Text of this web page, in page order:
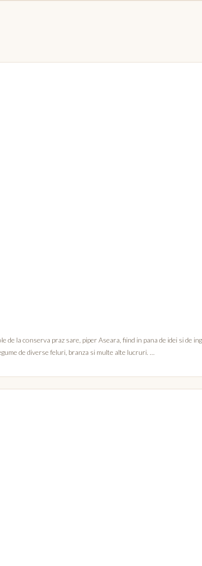
de la conserva praz sare, piper Aseara, fiind in pana de idei si de
de diverse feluri, branza si multe alte lucruri. …